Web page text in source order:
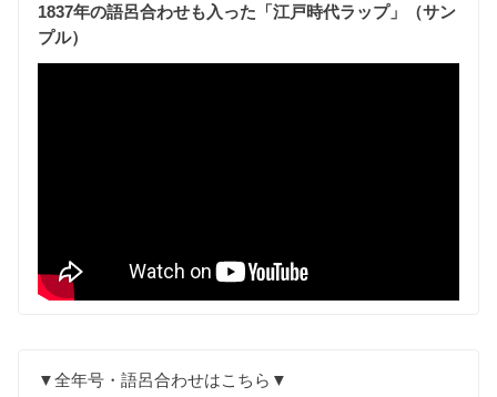
1837年の語呂合わせも入った「江戸時代ラップ」（サン
プル）
▼全年号・語呂合わせはこちら▼